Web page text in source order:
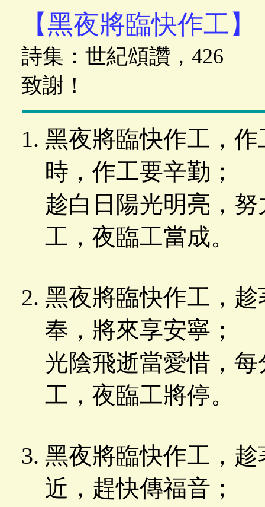
【黑夜將臨快作工】
詩集：世紀頌讚，
致謝！
黑夜將臨快作工，
時，作工要辛勤；
趁白日陽光明亮，
工，夜臨工當成。
黑夜將臨快作工，
奉，將來享安寧；
光陰飛逝當愛惜，
工，夜臨工將停。
黑夜將臨快作工，
近，趕快傳福音；